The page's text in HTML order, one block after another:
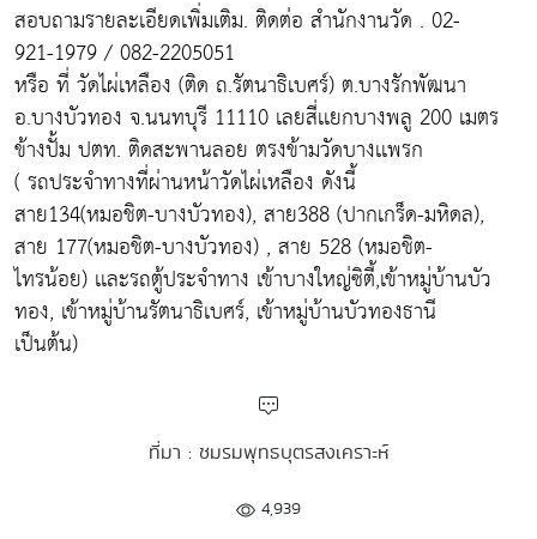
สอบถามรายละเอียดเพิ่มเติม. ติดต่อ สำนักงานวัด . 02-
921-1979 / 082-2205051
หรือ ที่ วัดไผ่เหลือง (ติด ถ.รัตนาธิเบศร์) ต.บางรักพัฒนา
อ.บางบัวทอง จ.นนทบุรี 11110 เลยสี่เเยกบางพลู 200 เมตร
ข้างปั้ม ปตท. ติดสะพานลอย ตรงข้ามวัดบางเเพรก
( รถประจำทางที่ผ่านหน้าวัดไผ่เหลือง ดังนี้
สาย134(หมอชิต-บางบัวทอง), สาย388 (ปากเกร็ด-มหิดล),
สาย 177(หมอชิต-บางบัวทอง) , สาย 528 (หมอชิต-
ไทรน้อย) เเละรถตู้ประจำทาง เข้าบางใหญ่ซิตี้,เข้าหมู่บ้านบัว
ทอง, เข้าหมู่บ้านรัตนาธิเบศร์, เข้าหมู่บ้านบัวทองธานี
เป็นต้น)
ที่มา : ชมรมพุทธบุตรสงเคราะห์
4,939